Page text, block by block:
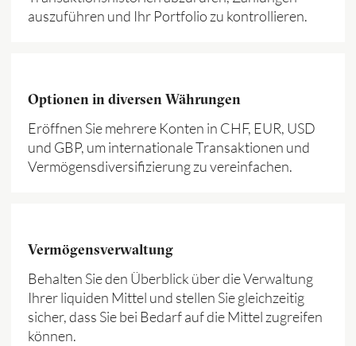
auszuführen und Ihr Portfolio zu kontrollieren.
Optionen in diversen Währungen
Eröffnen Sie mehrere Konten in CHF, EUR, USD
und GBP, um internationale Transaktionen und
Vermögensdiversifizierung zu vereinfachen.
Vermögensverwaltung
Behalten Sie den Überblick über die Verwaltung
Ihrer liquiden Mittel und stellen Sie gleichzeitig
sicher, dass Sie bei Bedarf auf die Mittel zugreifen
können.